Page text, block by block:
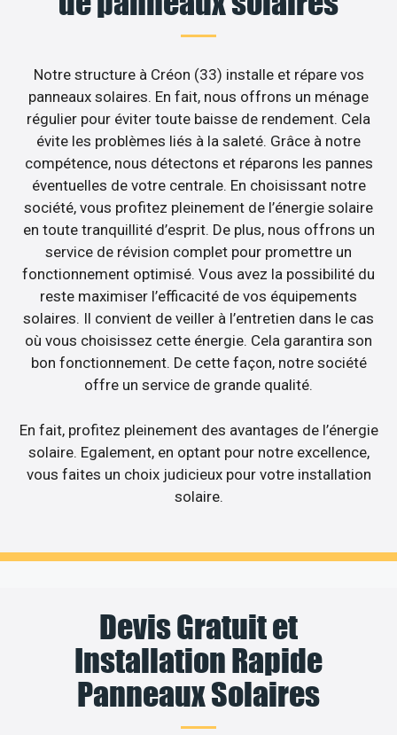
Notre structure à Créon (33) installe et répare vos
panneaux solaires. En fait, nous offrons un ménage
régulier pour éviter toute baisse de rendement. Cela
évite les problèmes liés à la saleté. Grâce à notre
compétence, nous détectons et réparons les pannes
éventuelles de votre centrale. En choisissant notre
société, vous profitez pleinement de l’énergie solaire
en toute tranquillité d’esprit. De plus, nous offrons un
service de révision complet pour promettre un
fonctionnement optimisé. Vous avez la possibilité du
reste maximiser l’efficacité de vos équipements
solaires. Il convient de veiller à l’entretien dans le cas
où vous choisissez cette énergie. Cela garantira son
bon fonctionnement. De cette façon, notre société
offre un service de grande qualité.
En fait, profitez pleinement des avantages de l’énergie
solaire. Egalement, en optant pour notre excellence,
vous faites un choix judicieux pour votre installation
solaire.
Devis Gratuit et
Installation Rapide
Panneaux Solaires